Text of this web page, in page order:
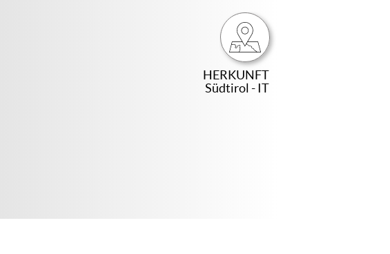
HERKUNFT
Südtirol - IT